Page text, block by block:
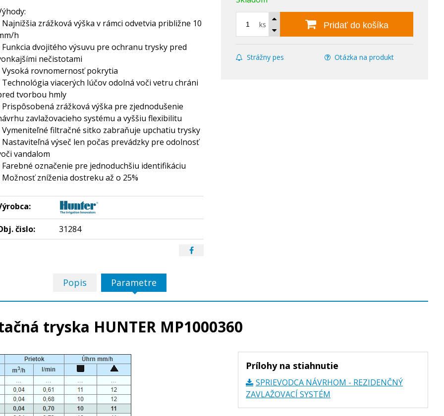
ks Pridať do košíka
Strážny pes Otázka na produkt
Najnižšia zrážková výška v rámci odvetvia približne 10
h
Funkcia dvojitého výsuvu pre ochranu trysky pred
nečistotami
Vysoká rovnomernosť pokrytia
Technológia viacerých lúčov odolná voči vetru chráni
tvorbou hmly
Prispôsobená zrážková výška pre zjednodušenie
zavlažovacieho systému a vyššiu flexibilitu
Vymeniteľné filtračné sitko zabraňuje upchatiu trysky
Nastaviteľná výseč len počas prevádzky pre odolnosť
vandalom
Farebné označenie pre jednoduchšiu identifikáciu
Možnosť zníženia dostreku až o 25%
čislo: 31284
Popis Parametre
tryska HUNTER MP1000360
Prílohy na stiahnutie
SPRIEVODCA NÁVRHOM - REZIDENČNÝ
ZAVLAŽOVACÍ SYSTÉM